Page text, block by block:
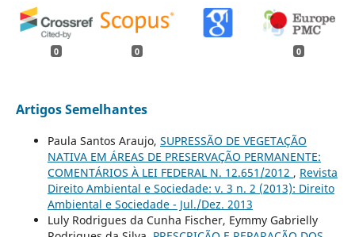
0 0 0
Artigos Semelhantes
Paula Santos Araujo, SUPRESSÃO DE VEGETAÇÃO
NATIVA EM ÁREAS DE PRESERVAÇÃO PERMANENTE:
COMENTÁRIOS À LEI FEDERAL N. 12.651/2012 , Revista
Direito Ambiental e Sociedade: v. 3 n. 2 (2013): Direito
Ambiental e Sociedade - Jul./Dez. 2013
Luly Rodrigues da Cunha Fischer, Eymmy Gabrielly